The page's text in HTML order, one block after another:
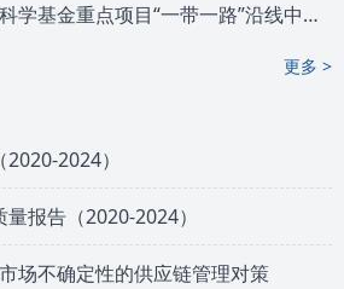
IHCD新闻 | 国家自然科学基金重点项目“一带一路”沿线中国企业海外社会...
更多 >
2024）
报告（2020-2024）
场不确定性的供应链管理对策